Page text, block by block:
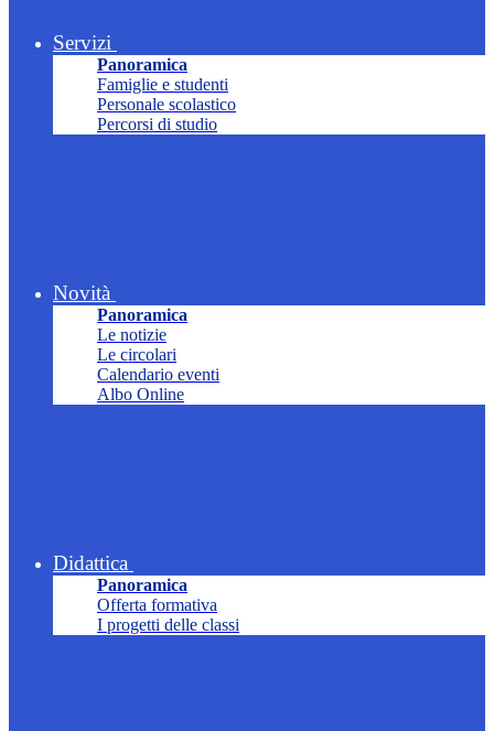
Servizi
Panoramica
Famiglie e studenti
Personale scolastico
Percorsi di studio
Novità
Panoramica
Le notizie
Le circolari
Calendario eventi
Albo Online
Didattica
Panoramica
Offerta formativa
I progetti delle classi